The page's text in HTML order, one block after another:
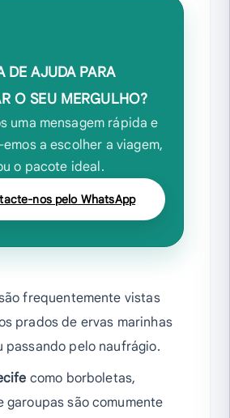
DE AJUDA PARA
O SEU MERGULHO?
uma mensagem rápida e
a escolher a viagem,
o pacote ideal.
nos pelo WhatsApp
frequentemente vistas
prados de ervas marinhas
passando pelo naufrágio.
como borboletas,
garoupas são comumente